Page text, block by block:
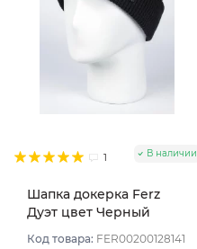
1 В наличии
Шапка докерка Ferz
Дуэт цвет Черный
Код товара: FER00200128141